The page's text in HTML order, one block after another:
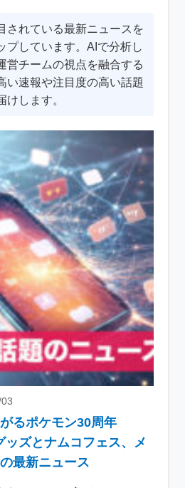
されている最新ニュースを
プしています。AIで分析し
営チームの視点を融合する
い速報や注目度の高い話題
けします。
るポケモン30周年
ズとナムコフェス、メ
最新ニュース